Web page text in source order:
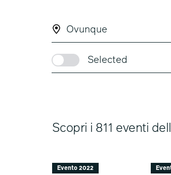
Ovunque
Selected
Scopri i 811 eventi
Evento 2022